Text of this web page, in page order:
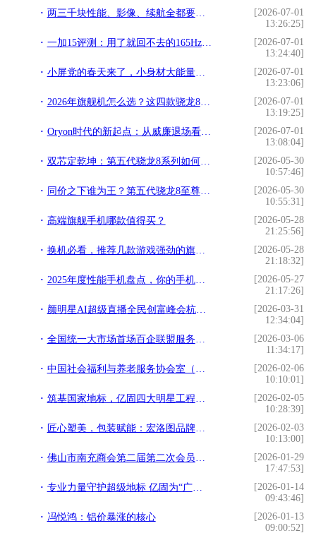
两三千块性能、影像、续航全都要？真我Neo8：安排！
[2026-07-01
13:26:25]
一加15评测：用了就回不去的165Hz，游戏党这次真的赢了
[2026-07-01
13:24:40]
小屏党的春天来了，小身材大能量旗舰手机推荐
[2026-07-01
13:23:06]
2026年旗舰机怎么选？这四款骁龙8至尊版机型各有绝活
[2026-07-01
13:19:25]
Oryon时代的新起点：从威廉退场看高通的计算平台化能力
[2026-07-01
13:08:04]
双芯定乾坤：第五代骁龙8系列如何重塑2026年高端手机市场
[2026-05-30
10:57:46]
同价之下谁为王？第五代骁龙8至尊版断崖式领先
[2026-05-30
10:55:31]
高端旗舰手机哪款值得买？
[2026-05-28
21:25:56]
换机必看，推荐几款游戏强劲的旗舰手机
[2026-05-28
21:18:32]
2025年度性能手机盘点，你的手机上榜了吗？
[2026-05-27
21:17:26]
颜明星AI超级直播全民创富峰会杭州落幕，知名大健康操盘手程译墨携手增量传媒
[2026-03-31
12:34:04]
全国统一大市场首场百企联盟服务站授牌会议在广东成功举办
[2026-03-06
11:34:17]
中国社会福利与养老服务协会室（车）内环境与健康科技分会正式成立！
[2026-02-06
10:10:01]
筑基国家地标，亿固四大明星工程铸就品质丰碑
[2026-02-05
10:28:39]
匠心塑美，包装赋能：宏洛图品牌设计引领美妆包装新纪元
[2026-02-03
10:13:00]
佛山市南充商会第二届第二次会员大会暨2026年迎春晚会圆满举行
[2026-01-29
17:47:53]
专业力量守护超级地标 亿固为“广州白云国际机场”筑牢品质基石！
[2026-01-14
09:43:46]
冯悦鸿：铝价暴涨的核心
[2026-01-13
09:00:52]